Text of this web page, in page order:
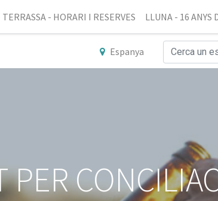
- HORARI I RESERVES LLUNA - 16 ANYS
Espanya
PER